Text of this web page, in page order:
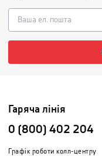
Гаряча лінія
0 (800) 402 204
Графік роботи колл-центру